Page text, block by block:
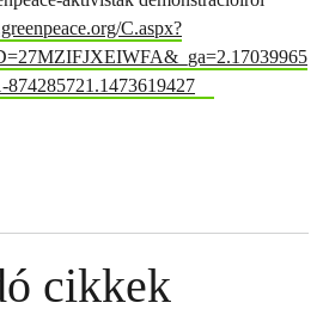
C.aspx?
874285721.1473619427
cikkek